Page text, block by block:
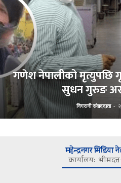
गणेश नेपालीको मृत्युपछि
सुधन गुरुङ
निगरानी संवाददाता -
महेन्द्रनगर मिडिया
कार्यालयः